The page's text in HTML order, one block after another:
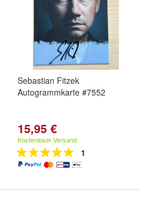
Sebastian Fitzek
Autogrammkarte #7552
15,95 €
Kostenloser Versand
1